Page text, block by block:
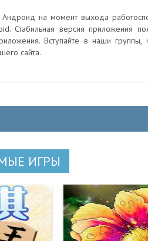
на момент выхода
Стабильная версия приложения
Вступайте в наши
сайта.
ИГРЫ